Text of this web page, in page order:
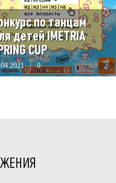
по танцам
детей IMETRIA
CUP
0